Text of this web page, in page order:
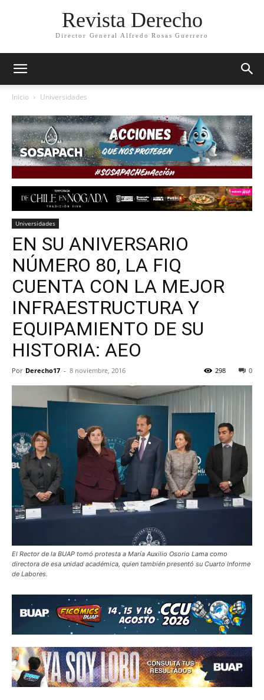
Revista Derecho
Director General Alfredo Rosas Guerrero
Inicio Universidades
Universidades
EN SU ANIVERSARIO
NÚMERO 80, LA FIQ
CUENTA CON LA MEJOR
INFRAESTRUCTURA Y
EQUIPAMIENTO DE SU
HISTORIA: AEO
Por Derecho17 - 8 noviembre, 2016 0
298
El Rector de la BUAP tomó protesta a María Auxilio Osorio Lama como
directora de esa unidad académica, quien también presentó su Cuarto Informe
de Labores.